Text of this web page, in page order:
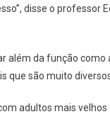
disse o professor
além da função
que são muito
adultos mais